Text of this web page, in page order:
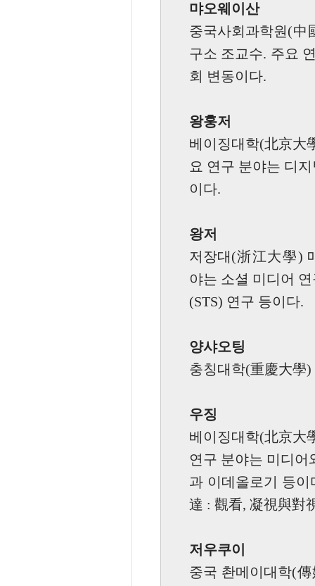
먀오웨이산
중국사회과학원(中
구소 조교수. 주요
회 변동이다.
왕훙저
베이징대학(北京大
요 연구 분야는 디
이다.
왕저
저장대(浙江大學)
야는 소셜 미디어
(STS) 연구 등이
양샤오팅
충칭대학(重慶大
우징
베이징대학(北京大
연구 분야는 미디어
과 이데올로기 등
達 : 觀看, 凝視與
저우쿠이
중국 촨메이대학(